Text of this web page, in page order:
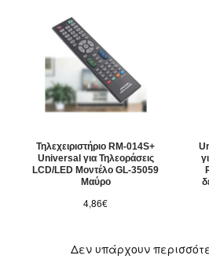
Τηλεχειριστήριο RM-014S+
Universal για Τηλεοράσεις
LCD/LED Μοντέλο GL-35059
Μαύρο
4,86€
Δεν υπάρχουν